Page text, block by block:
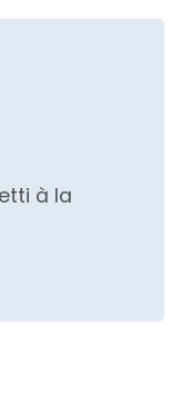
à la